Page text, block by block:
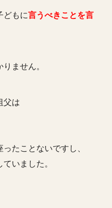
どもに言うべきことを言
ません。
父は
たことないですし、
いました。